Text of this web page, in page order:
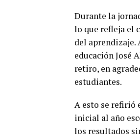
Durante la
lo que refleja el
del aprendizaje.
educación José
retiro, en
estudiantes.
A esto se refirió
inicial al año
los resultados